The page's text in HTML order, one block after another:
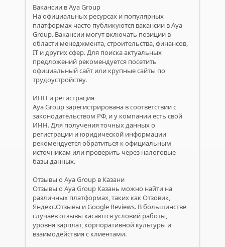
Вакансии в Aya Group
На официальных ресурсах и популярных
платформах часто публикуются вакансии в Aya
Group. Вакансии могут включать позиции в
области менеджмента, строительства, финансов,
IT и других сфер. Для поиска актуальных
предложений рекомендуется посетить
официальный сайт или крупные сайты по
трудоустройству.
ИНН и регистрация
Aya Group зарегистрирована в соответствии с
законодательством РФ, и у компании есть свой
ИНН. Для получения точных данных о
регистрации и юридической информации
рекомендуется обратиться к официальным
источникам или проверить через налоговые
базы данных.
Отзывы о Aya Group в Казани
Отзывы о Aya Group Казань можно найти на
различных платформах, таких как Отзовик,
Яндекс.Отзывы и Google Reviews. В большинстве
случаев отзывы касаются условий работы,
уровня зарплат, корпоративной культуры и
взаимодействия с клиентами.